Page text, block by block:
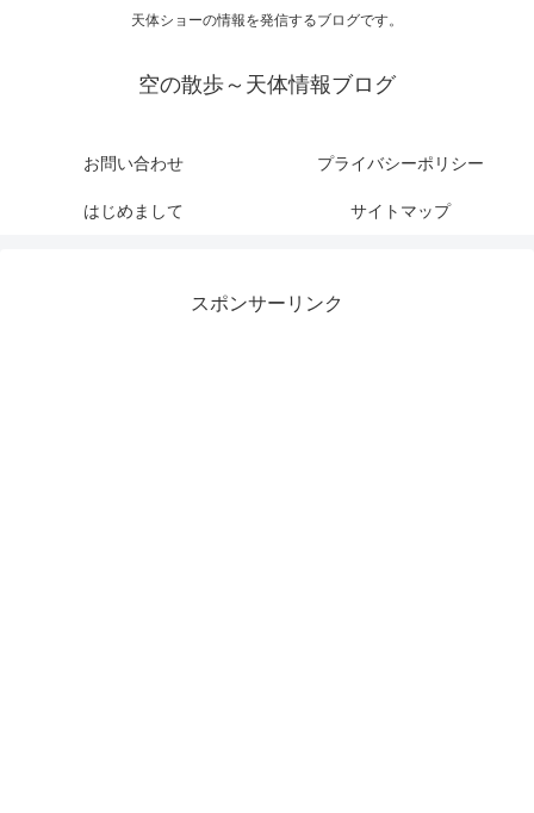
天体ショーの情報を発信するブログです。
空の散歩～天体情報ブログ
お問い合わせ プライバシーポリシー
はじめまして サイトマップ
スポンサーリンク